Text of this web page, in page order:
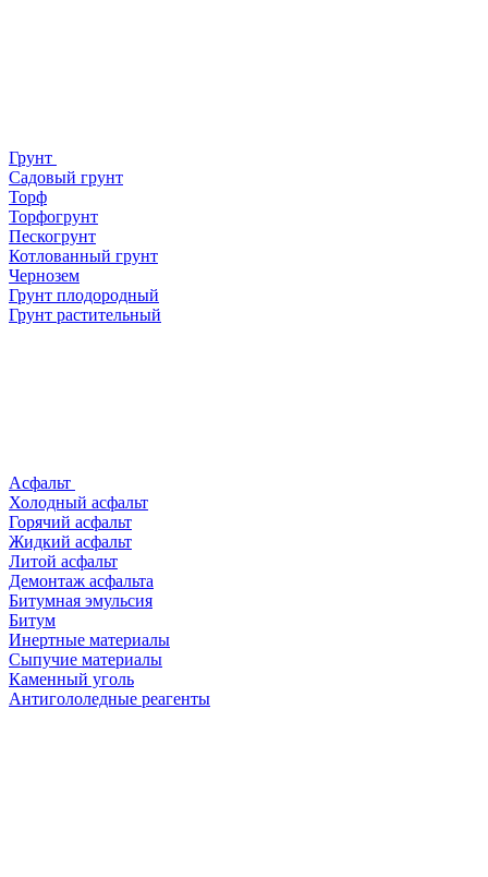
Грунт
Садовый грунт
Торф
Торфогрунт
Пескогрунт
Котлованный грунт
Чернозем
Грунт плодородный
Грунт растительный
Асфальт
Холодный асфальт
Горячий асфальт
Жидкий асфальт
Литой асфальт
Демонтаж асфальта
Битумная эмульсия
Битум
Инертные материалы
Сыпучие материалы
Каменный уголь
Антигололедные реагенты